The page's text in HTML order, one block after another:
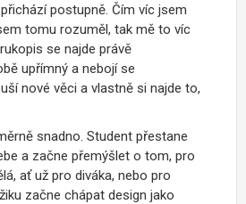
postupně. Čím víc jsem
tomu rozuměl, tak mě to víc
se najde právě
upřímný a nebojí se
nové věci a vlastně si najde to,
snadno. Student přestane
a začne přemýšlet o tom, pro
ať už pro diváka, nebo pro
začne chápat design jako